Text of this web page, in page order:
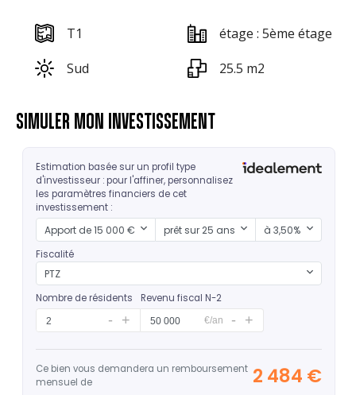
T1
étage : 5ème étage
Sud
25.5 m2
SIMULER MON INVESTISSEMENT